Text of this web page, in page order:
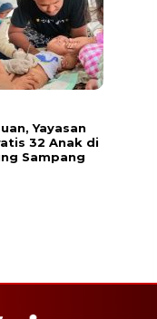
Yayasan
32 Anak di
Sampang